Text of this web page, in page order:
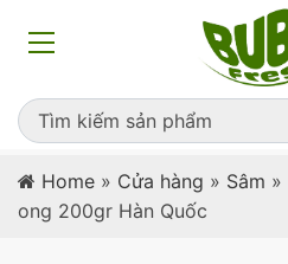
Home » Cửa hàng » Sâm »
ong 200gr Hàn Quốc